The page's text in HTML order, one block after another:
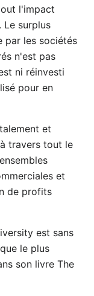
l'impact
surplus
par les sociétés
n'est pas
ni réinvesti
pour en
et
travers tout le
et
de profits
est sans
le plus
son livre The